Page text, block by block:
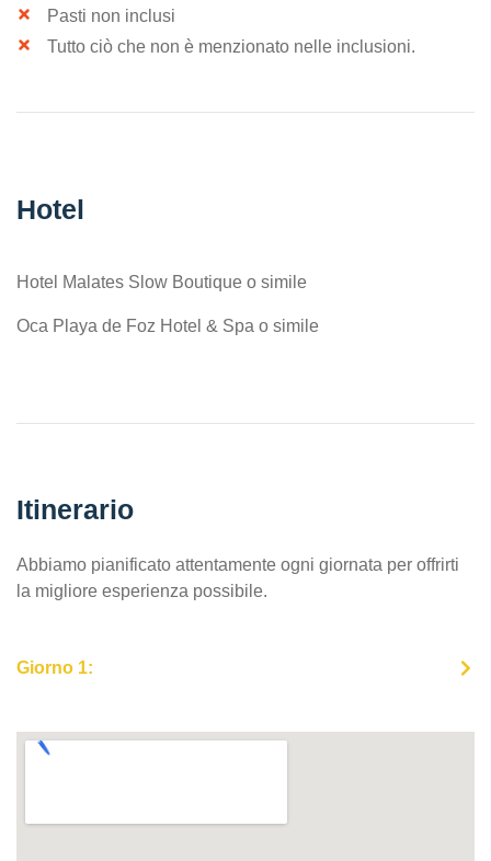
Pasti non inclusi
Tutto ciò che non è menzionato nelle inclusioni.
Hotel
Hotel Malates Slow Boutique o simile
Oca Playa de Foz Hotel & Spa o simile
Itinerario
Abbiamo pianificato attentamente ogni giornata per offrirti
la migliore esperienza possibile.
Giorno 1: